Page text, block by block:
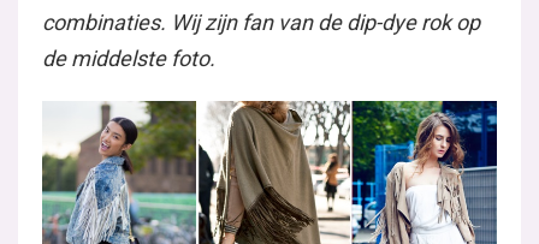
combinaties. Wij zijn fan van de dip-dye rok op
de middelste foto.